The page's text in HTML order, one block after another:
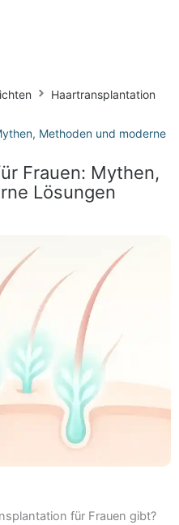
Frauen: Mythen,
Lösungen
Haartransplantation
Methoden und moderne
für Frauen gibt?